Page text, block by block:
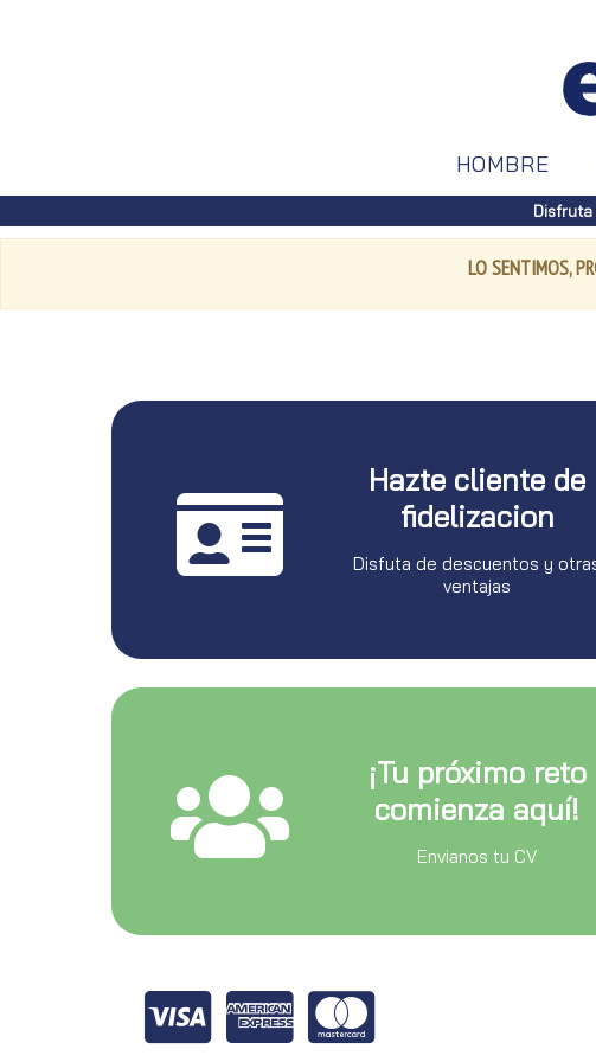
HOMBRE
Disfruta
LO SENTIMOS,
Hazte cliente de
fidelizacion
Disfuta de descuentos y
ventajas
¡Tu próximo reto
comienza aquí!
Envianos tu CV